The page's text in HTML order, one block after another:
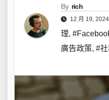
By rich
12 月 19, 2024
理,
廣告政策, #社